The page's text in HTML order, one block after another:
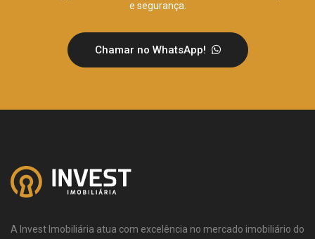
e segurança.
Chamar no WhatsApp!
A Invest Imobiliária atua com excelência no mercado imobiliário do